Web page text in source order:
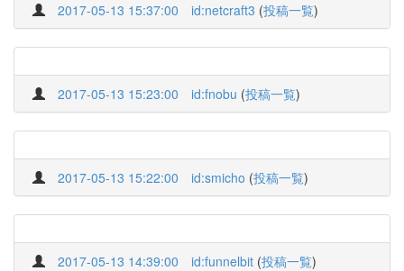
2017-05-13 15:37:00 id:netcraft3 (投稿一覧)
2017-05-13 15:23:00 id:fnobu (投稿一覧)
2017-05-13 15:22:00 id:smicho (投稿一覧)
2017-05-13 14:39:00 id:funnelbit (投稿一覧)